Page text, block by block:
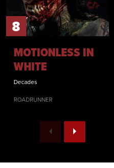
8
MOTIONLESS IN
WHITE
Decades
ROADRUNNER